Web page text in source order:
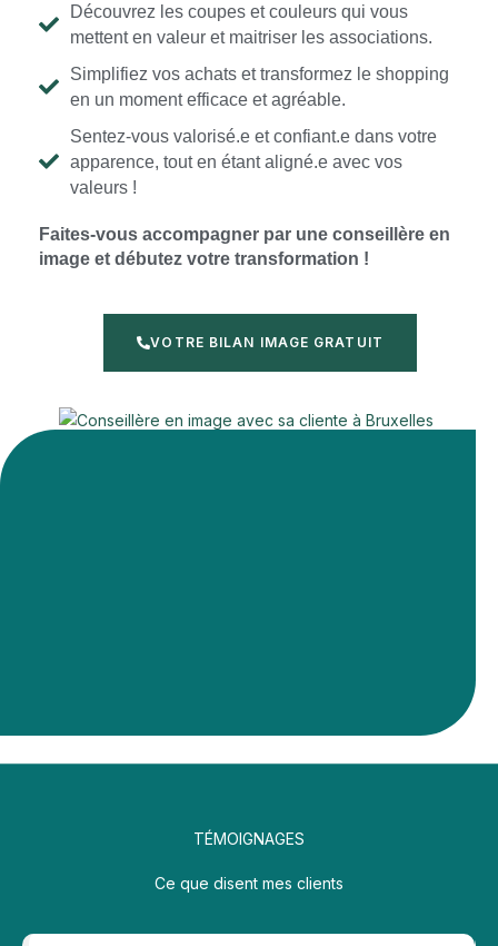
Découvrez les coupes et couleurs qui vous
mettent en valeur et maitriser les associations.
Simplifiez vos achats et transformez le shopping
en un moment efficace et agréable.
Sentez-vous valorisé.e et confiant.e dans votre
apparence, tout en étant aligné.e avec vos
valeurs !
Faites-vous accompagner par une conseillère en
image et débutez votre transformation !
VOTRE BILAN IMAGE GRATUIT
TÉMOIGNAGES
Ce que disent mes clients